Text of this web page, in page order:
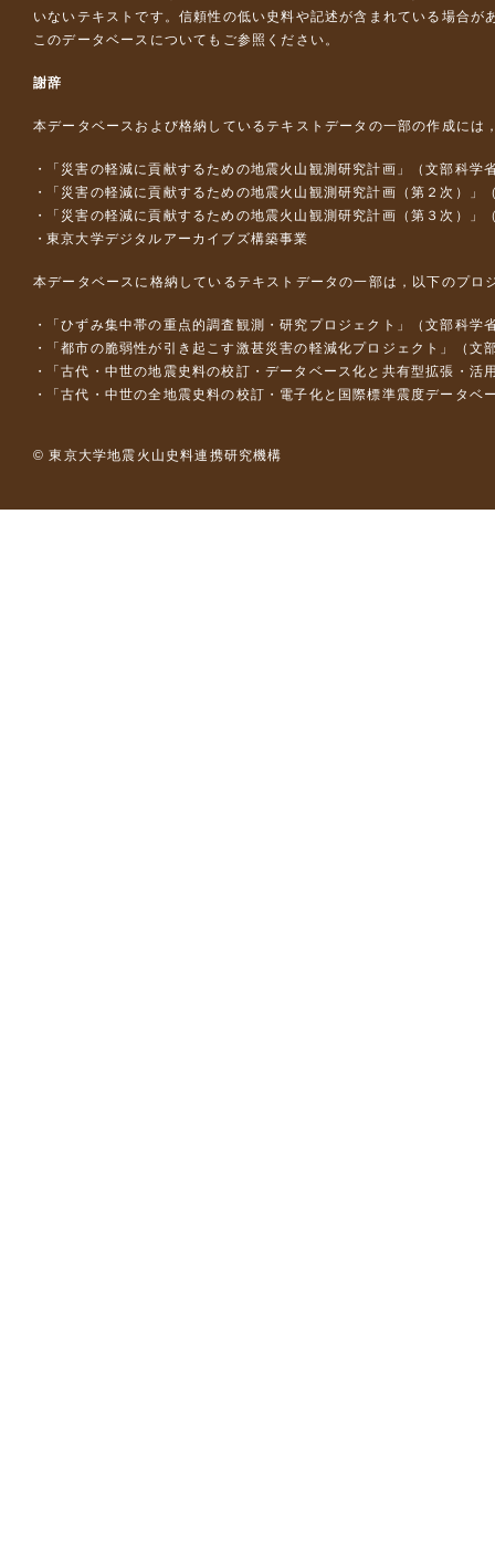
いないテキストです。信頼性の低い史料や記述が含まれている場合が
このデータベースについて もご参照ください。
謝辞
本データベースおよび格納しているテキストデータの一部の作成には
「災害の軽減に貢献するための地震火山観測研究計画」（文部科学
「災害の軽減に貢献するための地震火山観測研究計画（第２次）」
「災害の軽減に貢献するための地震火山観測研究計画（第３次）」
東京大学デジタルアーカイブズ構築事業
本データベースに格納しているテキストデータの一部は，以下のプロ
「ひずみ集中帯の重点的調査観測・研究プロジェクト」（文部科
「都市の脆弱性が引き起こす激甚災害の軽減化プロジェクト」（
「古代・中世の地震史料の校訂・データベース化と共有型拡張・
「古代・中世の全地震史料の校訂・電子化と国際標準震度データ
© 東京大学地震火山史料連携研究機構